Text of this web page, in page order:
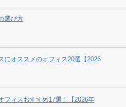
選び方
にオススメのオフィス20選【2026
フィスおすすめ17選！【2026年